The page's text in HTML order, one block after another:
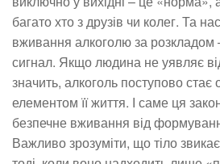
багато хто з друзів чи колег. Та
вживання алкоголю за
сигнал. Якщо людина не уявляє
значить, алкоголь поступово стає
елементом її життя. І саме ця
безпечне вживання від
Важливо зрозуміти, що тіло